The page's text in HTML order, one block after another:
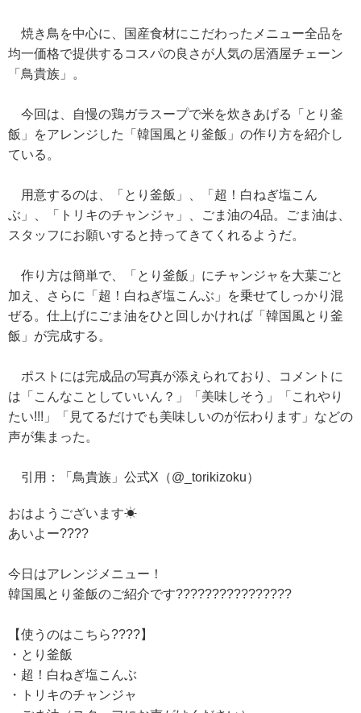
焼き鳥を中心に、国産食材にこだわったメニュー全品を
均一価格で提供するコスパの良さが人気の居酒屋チェーン
「鳥貴族」。
今回は、自慢の鶏ガラスープで米を炊きあげる「とり釜
飯」をアレンジした「韓国風とり釜飯」の作り方を紹介し
ている。
用意するのは、「とり釜飯」、「超！白ねぎ塩こん
ぶ」、「トリキのチャンジャ」、ごま油の4品。ごま油は、
スタッフにお願いすると持ってきてくれるようだ。
作り方は簡単で、「とり釜飯」にチャンジャを大葉ごと
加え、さらに「超！白ねぎ塩こんぶ」を乗せてしっかり混
ぜる。仕上げにごま油をひと回しかければ「韓国風とり釜
飯」が完成する。
ポストには完成品の写真が添えられており、コメントに
は「こんなことしていいん？」「美味しそう」「これやり
たい!!!」「見てるだけでも美味しいのが伝わります」などの
声が集まった。
引用：「鳥貴族」公式X（@_torikizoku）
おはようございます☀
あいよー????
今日はアレンジメニュー！
韓国風とり釜飯のご紹介です????????‍????????
【使うのはこちら????】
・とり釜飯
・超！白ねぎ塩こんぶ
・トリキのチャンジャ